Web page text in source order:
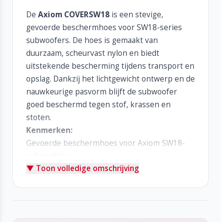
De Axiom COVERSW18is een stevige,
gevoerde beschermhoes voor SW18-series
subwoofers. De hoes is gemaakt van
duurzaam, scheurvast nylon en biedt
uitstekende bescherming tijdens transport en
opslag. Dankzij het lichtgewicht ontwerp en de
nauwkeurige pasvorm blijft de subwoofer
goed beschermd tegen stof, krassen en
stoten.
Kenmerken:
Gevoerde beschermhoes voor Axiom SW18-
Gemaakt van heavy-duty, scheurvast nylon
▼ Toon volledige omschrijving